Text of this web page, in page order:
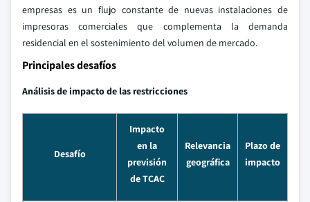
empresas es un flujo constante de nuevas instalaciones de
impresoras comerciales que complementa la demanda
residencial en el sostenimiento del volumen de mercado.
Principales desafíos
Análisis de impacto de las restricciones
Desafío
Impacto
en la
previsión
de TCAC
Relevancia
geográfica
Plazo de
impacto